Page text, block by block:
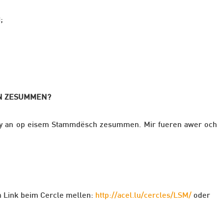
ZESUMMEN?
an op eisem Stammdësch zesummen. Mir fueren awer och
Link beim Cercle mellen: http://acel.lu/cercles/LSM/ oder